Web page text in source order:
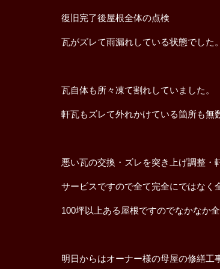
復旧完了後屋根全体の点検
瓦がズレて雨漏れしている状態でした。
瓦自体も所々凍て割れしていました。
軒瓦もズレて外れかけている箇所も無
悪い瓦の交換・ズレを突き上げ調整・
サービスですので全て完全にではなく
100坪以上ある屋根ですのでなかなか
明日からはオーナー様の母屋の修繕工